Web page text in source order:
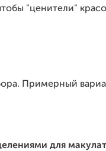
"ценители"
Примерный
для